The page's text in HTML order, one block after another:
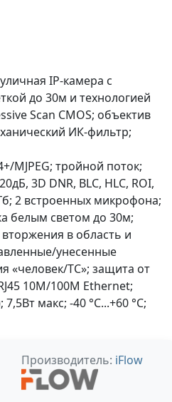
IP-камера с
до 30м и технологией
Scan CMOS; объектив
ИК-фильтр;
MJPEG; тройной поток;
3D DNR, BLC, HLC, ROI,
2 встроенных микрофона;
белым светом до 30м;
в область и
унесенные
«человек/ТС»; защита от
10M/100M Ethernet;
макс; -40 °C...+60 °C;
Производитель: iFlow